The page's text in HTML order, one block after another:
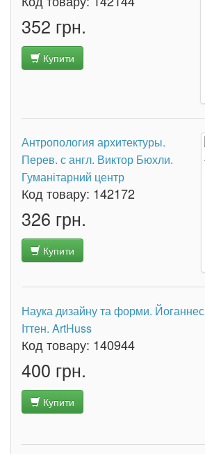
352 грн.
Купити
Антропология архитектуры.
Перев. с англ. Виктор Бюхли.
Гуманітарний центр
Код товару: 142172
326 грн.
Купити
Наука дизайну та форми. Йоганнес
Іттен. ArtHuss
Код товару: 140944
400 грн.
Купити